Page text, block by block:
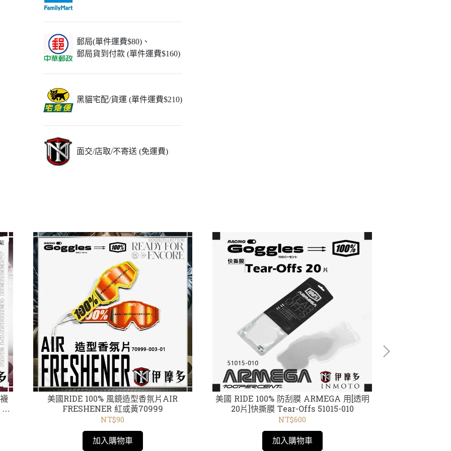
郵局(單件運費$80)、
郵局貨到付款 (單件運費$160)
黑貓宅配/貨運 (單件運費$210)
面交/店取/不寄送 (免運費)
美國RIDE 100% 風鏡造型香氛片AIR
FRESHENER 紅或黃70999
NT$90
加入購物車
美國 RIDE 100% 防刮膜 ARMEGA 用[透明
20片]快撕膜 Tear-Offs 51015-010
NT$600
加入購物車